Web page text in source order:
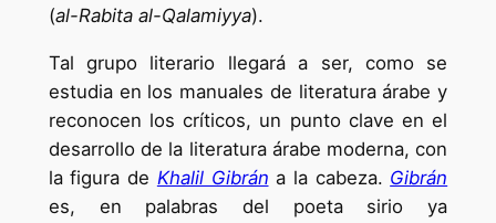
(al-Rabita al-Qalamiyya).
Tal grupo literario llegará a ser, como se
estudia en los manuales de literatura árabe y
reconocen los críticos, un punto clave en el
desarrollo de la literatura árabe moderna, con
la figura de Khalil Gibrán a la cabeza. Gibrán
es, en palabras del poeta sirio ya